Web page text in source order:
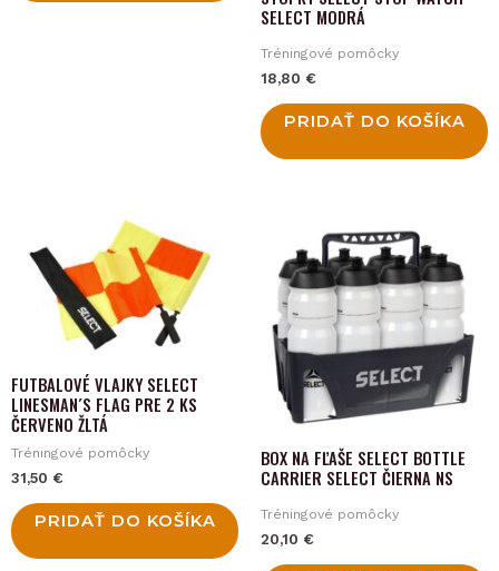
SELECT MODRÁ
Tréningové pomôcky
18,80 €
PRIDAŤ DO KOŠÍKA
FUTBALOVÉ VLAJKY SELECT
LINESMAN´S FLAG PRE 2 KS
ČERVENO ŽLTÁ
Tréningové pomôcky
31,50 €
PRIDAŤ DO KOŠÍKA
BOX NA FĽAŠE SELECT BOTTLE
CARRIER SELECT ČIERNA NS
Tréningové pomôcky
20,10 €